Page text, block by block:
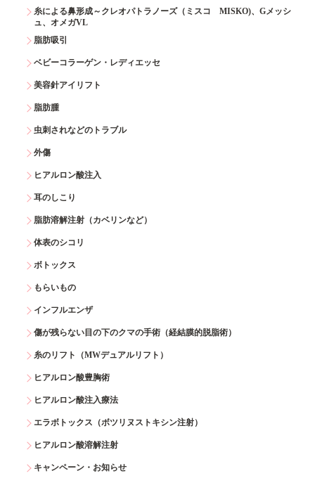
糸による鼻形成～クレオパトラノーズ（ミスコ MISKO)、Gメッシ
ュ、オメガVL
脂肪吸引
ベビーコラーゲン・レディエッセ
美容針アイリフト
脂肪腫
虫刺されなどのトラブル
外傷
ヒアルロン酸注入
耳のしこり
脂肪溶解注射（カベリンなど）
体表のシコリ
ボトックス
もらいもの
インフルエンザ
傷が残らない目の下のクマの手術（経結膜的脱脂術）
糸のリフト（MWデュアルリフト）
ヒアルロン酸豊胸術
ヒアルロン酸注入療法
エラボトックス（ボツリヌストキシン注射）
ヒアルロン酸溶解注射
キャンペーン・お知らせ